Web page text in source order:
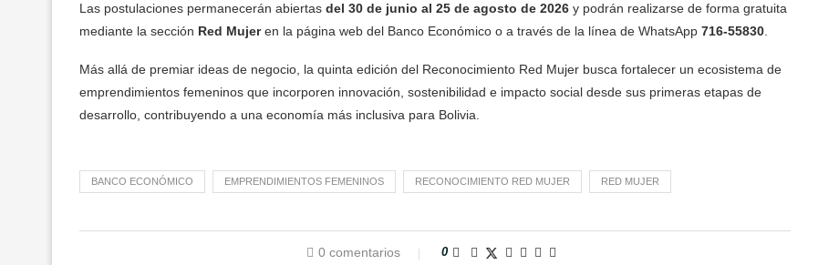
Las postulaciones permanecerán abiertas del 30 de junio al 25 de agosto de 2026 y podrán realizarse de forma gratuita
mediante la sección Red Mujeren la página web del Banco Económico o a través de la línea de WhatsApp 716-55830
Más allá de premiar ideas de negocio, la quinta edición del Reconocimiento Red Mujer busca fortalecer un ecosistema de
emprendimientos femeninos que incorporen innovación, sostenibilidad e impacto social desde sus primeras etapas de
desarrollo, contribuyendo a una economía más inclusiva para Bolivia.
BANCO ECONÓMICO EMPRENDIMIENTOS FEMENINOS RECONOCIMIENTO RED MUJER RED MUJER
0 comentarios 0